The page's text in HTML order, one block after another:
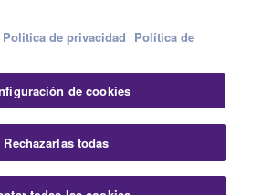
con nosotrosTerminos de uso
Política de cookies
Politica de privacidad Política de
de cookies
Rechazarlas todas